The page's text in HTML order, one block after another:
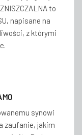
to
napisane na
z którymi
synowi
zaufanie, jakim